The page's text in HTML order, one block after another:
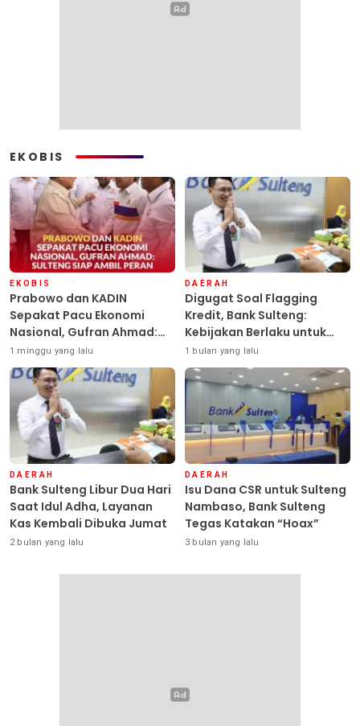
EKOBIS
EKOBIS
Prabowo dan KADIN
Sepakat Pacu Ekonomi
Nasional, Gufran Ahmad:
Sulteng Siap Ambil Peran
1 minggu yang lalu
DAERAH
Digugat Soal Flagging
Kredit, Bank Sulteng:
Kebijakan Berlaku untuk
Seluruh Debitur ASN
1 bulan yang lalu
DAERAH
Bank Sulteng Libur Dua Hari
Saat Idul Adha, Layanan
Kas Kembali Dibuka Jumat
2 bulan yang lalu
DAERAH
Isu Dana CSR untuk Sulteng
Nambaso, Bank Sulteng
Tegas Katakan “Hoax”
3 bulan yang lalu